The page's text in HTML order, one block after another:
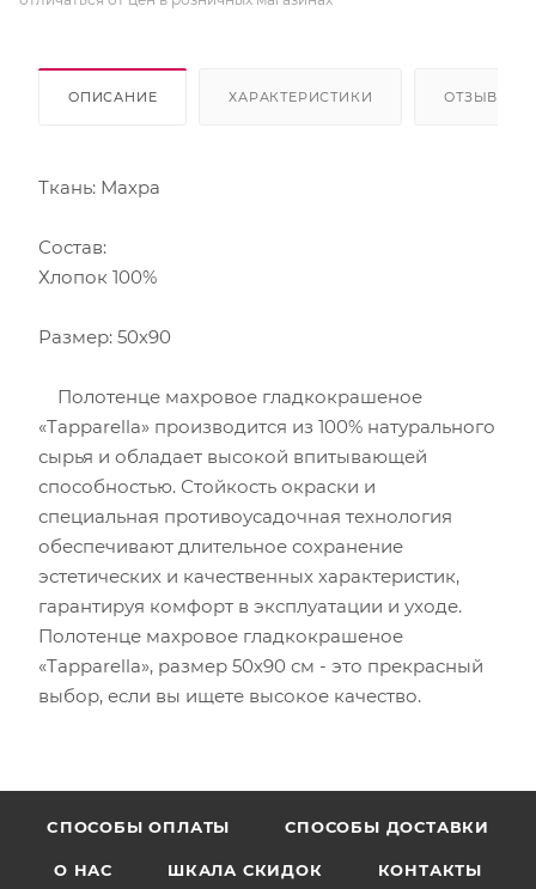
ОПИСАНИЕ ХАРАКТЕРИСТИКИ ОТЗЫВЫ
Ткань: Махра
Состав:
Хлопок 100%
Размер: 50х90
Полотенце махровое гладкокрашеное
«Tapparella» производится из 100% натурального
сырья и обладает высокой впитывающей
способностью. Стойкость окраски и
специальная противоусадочная технология
обеспечивают длительное сохранение
эстетических и качественных характеристик,
гарантируя комфорт в эксплуатации и уходе.
Полотенце махровое гладкокрашеное
«Tapparella», размер 50х90 см - это прекрасный
выбор, если вы ищете высокое качество.
CПОСОБЫ ОПЛАТЫ СПОСОБЫ ДОСТАВКИ
О НАС ШКАЛА СКИДОК КОНТАКТЫ